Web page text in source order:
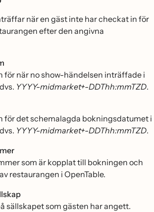
när en gäst inte har checkat in för
efter den angivna
för när no show-händelsen inträffade i
YYYY-midmarket+-DDThh:mmTZD.
för det schemalagda bokningsdatumet i
YYYY-midmarket+-DDThh:mmTZD.
som är kopplat till bokningen och
restaurangen i OpenTable.
sällskapet som gästen har angett.